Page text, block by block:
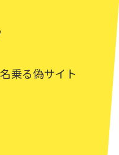
乗る偽サイト